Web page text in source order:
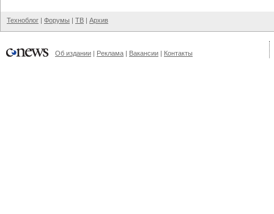
Техноблог | Форумы | ТВ | Архив
Об издании | Реклама | Вакансии | Контакты